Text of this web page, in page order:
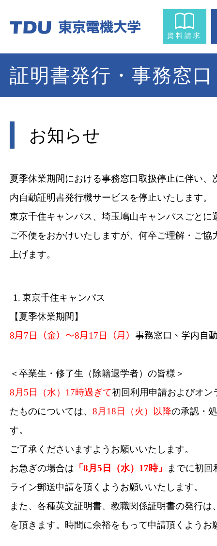
資料請求
証明書発行・事務窓口
お知らせ
夏季休業期間における事務窓口取扱停止に伴い、
内自動証明書発行機サービスを停止いたします。
東京千住キャンパス、埼玉鳩山キャンパスごとに
ご不便をおかけいたしますが、何卒ご理解・ご協
上げます。
1. 東京千住キャンパス
【夏季休業期間】
8月 7 日（金）～8月 17 日（月） 事務窓口、学内自
＜卒業生・修了生（除籍退学者）の皆様＞
8 月 5 日（水） 17時過ぎて初回利用申請およびオン
たものについては、 8 月 18 日（火）以降の承認・
す。
ご了承くださいますようお願いいたします。
お急ぎの場合は 「 8月 5 日（水） 17時」
までに初
ライン郵送申請を頂くようお願いいたします。
また、各種英文証明書、教職関係証明書の発行は
を頂きます。時間に余裕をもって申請頂くようお